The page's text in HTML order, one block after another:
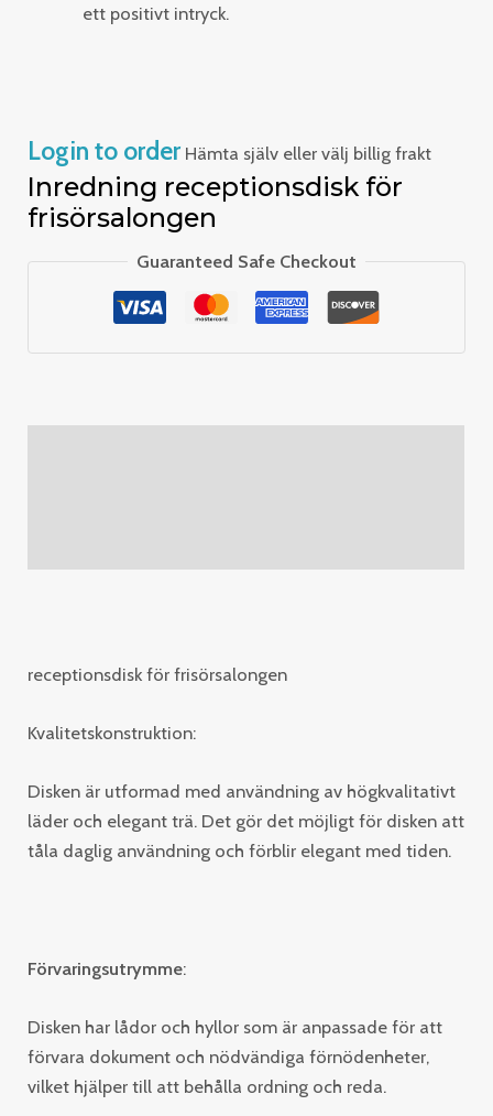
ett positivt intryck.
Login to order Hämta själv eller välj billig frakt
Inredning receptionsdisk för
frisörsalongen
Guaranteed Safe Checkout
receptionsdisk för frisörsalongen
Kvalitetskonstruktion:
Disken är utformad med användning av högkvalitativt
läder och elegant trä. Det gör det möjligt för disken att
tåla daglig användning och förblir elegant med tiden.
Förvaringsutrymme:
Disken har lådor och hyllor som är anpassade för att
förvara dokument och nödvändiga förnödenheter,
vilket hjälper till att behålla ordning och reda.